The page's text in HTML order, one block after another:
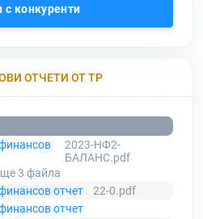
с конкуренти
ОТЧЕТИ ОТ ТР
2023-НФ2-
БАЛАНС.pdf
3 файла
отчет
22-0.pdf
отчет